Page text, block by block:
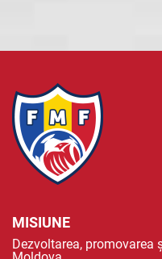
MISIUNE
Dezvoltarea,